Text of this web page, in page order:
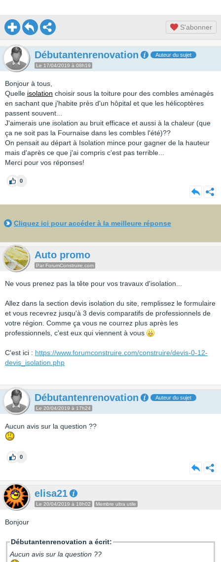
S'abonner
Débutantenrenovation Auteur du sujet
Le 17/04/2019 à 08h19
Bonjour à tous,
Quelle isolation choisir sous la toiture pour des combles aménagés
en sachant que j'habite près d'un hôpital et que les hélicoptères
passent souvent...
J'aimerais une isolation au bruit efficace et aussi à la chaleur (que
ça ne soit pas la Fournaise dans les combles l'été)??
On pensait au départ à Isolation mince pour gagner de la hauteur
mais d'après ce que j'ai compris c'est pas terrible...
Merci pour vos réponses!
0
Cliquez ici pour accéder à la meilleure réponse
Auto promo
Par ForumConstruire.com
Ne vous prenez pas la tête pour vos travaux d'isolation...
Allez dans la section devis isolation du site, remplissez le formulaire
et vous recevrez jusqu'à 3 devis comparatifs de professionnels de
votre région. Comme ça vous ne courrez plus après les
professionnels, c'est eux qui viennent à vous
C'est ici : https://www.forumconstruire.com/construire/devis-0-12-
devis_isolation.php
Débutantenrenovation Auteur du sujet
Le 20/04/2019 à 17h24
Aucun avis sur la question ??
0
elisa21
Le 20/04/2019 à 18h02 Membre ultra utile
Bonjour
Débutantenrenovation a écrit:
Aucun avis sur la question ??